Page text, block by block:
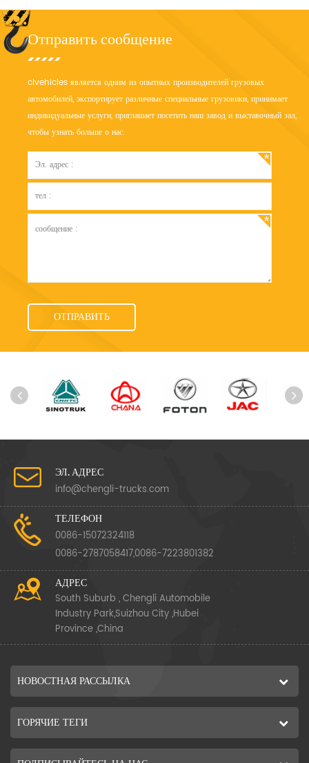
Отправить сообщение
clvehicles является одним из опытных производителей грузовых
автомобилей, экспортирует различные специальные грузовики, принимает
индивидуальные услуги, приглашает посетить наш завод и выставочный зал,
чтобы узнать больше о нас.
ЭЛ. АДРЕС
info@chengli-trucks.com
ТЕЛЕФОН
0086-15072324118
0086-2787058417,0086-7223801382
АДРЕС
South Suburb , Chengli Automobile
Industry Park,Suizhou City ,Hubei
Province ,China
НОВОСТНАЯ РАССЫЛКА
ГОРЯЧИЕ ТЕГИ